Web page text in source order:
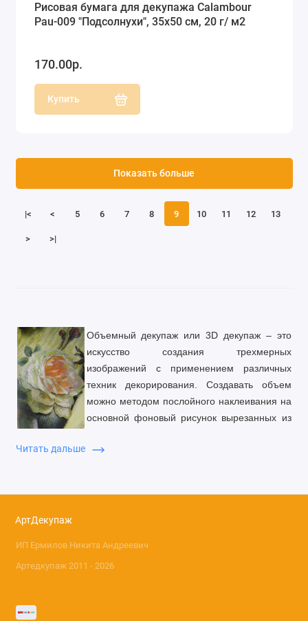
Рисовая бумага для декупажа Calambour
Pau-009 "Подсолнухи", 35х50 см, 20 г/ м2
170.00р.
Купить
|< < 5 6 7 8 9 10 11 12 13
> >|
Показать больше
Объемный декупаж или 3D декупаж – это
искусство создания трехмерных
изображений с применением различных
техник декорирования. Создавать объем
можно методом послойного наклеивания на
основной фоновый рисунок вырезанных из
фрагментов с тем же изображением. При
Еще один метод – это приклеивание декупажных
составов объемную форму. Для придания основе нужной
формы используют специальные инструменты для работы с
Большой популярностью пользуется еще одна технология -
Читать дальше
АртДекупаж
ИП Ермилов Никита Андреевич
Артедкупаж 2011 - 2026